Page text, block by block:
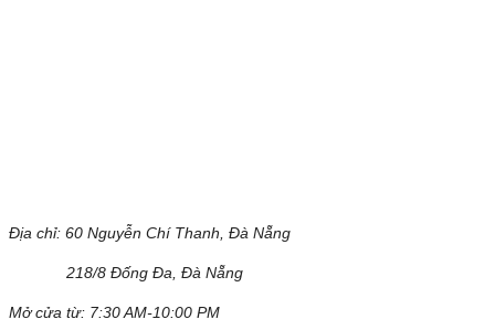
Địa chỉ: 60 Nguyễn Chí Thanh, Đà Nẵng
218/8 Đống Đa, Đà Nẵng
Mở cửa từ: 7:30 AM-10:00 PM